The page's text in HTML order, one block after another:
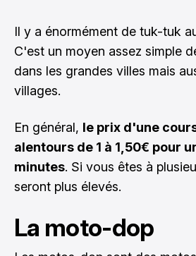
Il y a énormément de tuk-tuk
C'est un moyen assez simple
dans les grandes villes mais
villages.
En général, le prix d'une
alentours de 1 à 1,50€ pour
minutes. Si vous êtes à
seront plus élevés.
La moto-dop